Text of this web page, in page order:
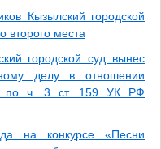
Кызылский городской
второго места
городской суд вынес
делу в отношении
по ч. 3 ст. 159 УК РФ
на конкурсе «Песни